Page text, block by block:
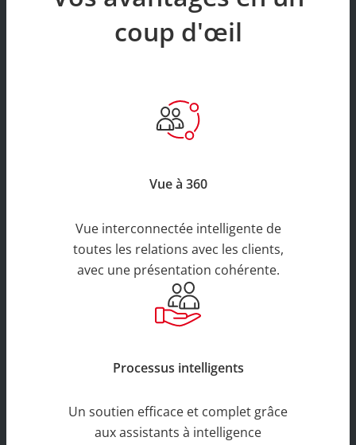
coup d'œil
Vue à 360
Vue interconnectée intelligente de
toutes les relations avec les clients,
avec une présentation cohérente.
Processus intelligents
Un soutien efficace et complet grâce
aux assistants à intelligence